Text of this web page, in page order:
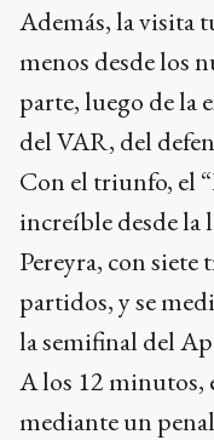
Además, la visita
menos desde los
parte, luego de la
del VAR, del
Con el triunfo, el
increíble desde la
Pereyra, con
partidos, y se
la semifinal del
A los 12 minutos,
mediante un